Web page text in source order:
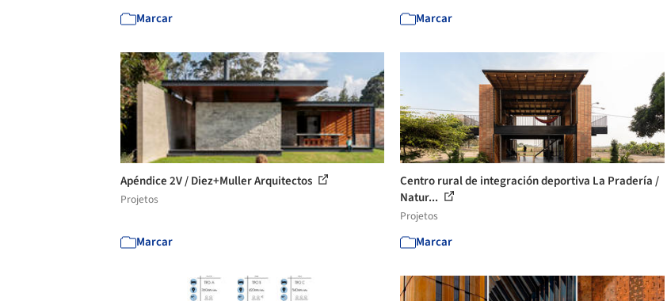
Marcar Marcar
Apéndice 2V / Diez+Muller Arquitectos
Projetos
Marcar
Centro rural de integración deportiva La Pradería /
Natur...
Projetos
Marcar